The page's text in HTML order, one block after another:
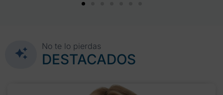
No te lo pierdas
DESTACADOS